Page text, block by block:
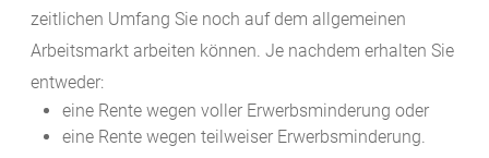
zeitlichen Umfang Sie noch auf dem allgemeinen
Arbeitsmarkt arbeiten können. Je nachdem erhalten Sie
entweder:
eine Rente wegen voller Erwerbsminderung oder
eine Rente wegen teilweiser Erwerbsminderung.